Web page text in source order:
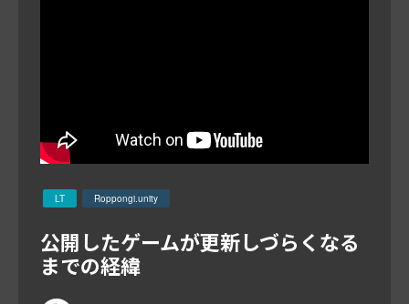
LT Roppongi.unity
公開したゲームが更新しづらくなる
までの経緯